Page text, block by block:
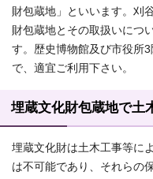
財包蔵地」といいます。刈
財包蔵地とその取扱いにつ
す。歴史博物館及び市役所
で、適宜ご利用下さい。
埋蔵文化財包蔵地で土
埋蔵文化財は土木工事等に
は不可能であり、それらの